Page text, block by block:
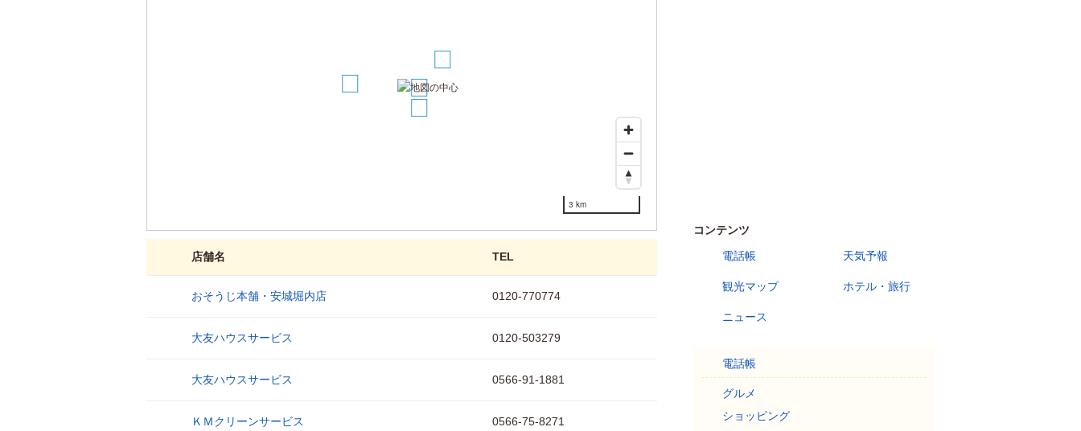
1
3 km
店舗名 TEL
おそうじ本舗・安城堀内店 0120-770774
大友ハウスサービス 0120-503279
大友ハウスサービス 0566-91-1881
ＫＭクリーンサービス 0566-75-8271
コンテンツ
電話帳
天気予報
観光マップ ホテル・旅行
ニュース
電話帳
グルメ
ショッピング